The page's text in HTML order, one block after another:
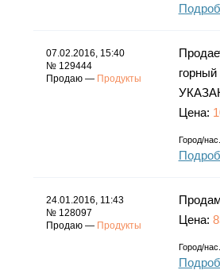
07.02.2016, 15:40
№ 129444
Продаю — Продукты
Цена:
Город/
24.01.2016, 11:43
№ 128097
Продаю — Продукты
Цена:
Город/